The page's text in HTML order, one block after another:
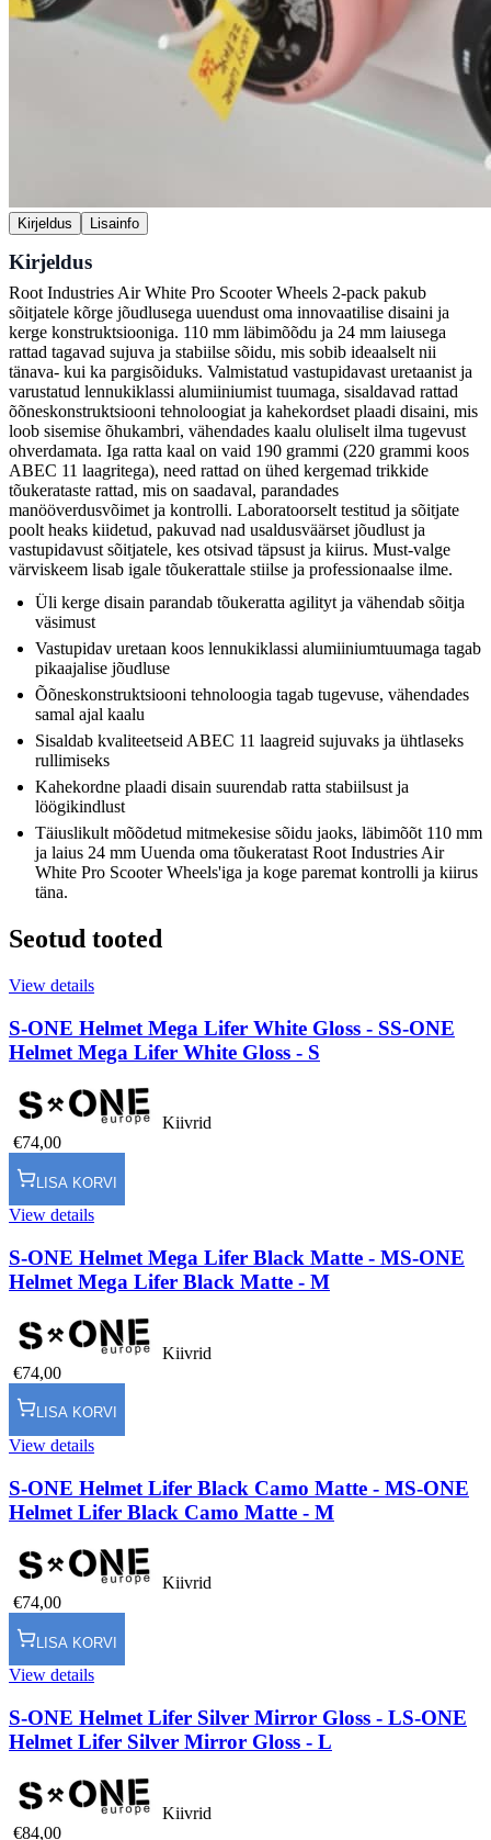
Kirjeldus Lisainfo
Kirjeldus
Root Industries Air White Pro Scooter Wheels 2-pack pakub
sõitjatele kõrge jõudlusega uuendust oma innovaatilise disaini ja
kerge konstruktsiooniga. 110 mm läbimõõdu ja 24 mm laiusega
rattad tagavad sujuva ja stabiilse sõidu, mis sobib ideaalselt nii
tänava- kui ka pargisõiduks. Valmistatud vastupidavast uretaanist ja
varustatud lennukiklassi alumiiniumist tuumaga, sisaldavad rattad
õõneskonstruktsiooni tehnoloogiat ja kahekordset plaadi disaini, mis
loob sisemise õhukambri, vähendades kaalu oluliselt ilma tugevust
ohverdamata. Iga ratta kaal on vaid 190 grammi (220 grammi koos
ABEC 11 laagritega), need rattad on ühed kergemad trikkide
tõukerataste rattad, mis on saadaval, parandades
manööverdusvõimet ja kontrolli. Laboratoorselt testitud ja sõitjate
poolt heaks kiidetud, pakuvad nad usaldusväärset jõudlust ja
vastupidavust sõitjatele, kes otsivad täpsust ja kiirus. Must-valge
värviskeem lisab igale tõukerattale stiilse ja professionaalse ilme.
Üli kerge disain parandab tõukeratta agilityt ja vähendab sõitja
väsimust
Vastupidav uretaan koos lennukiklassi alumiiniumtuumaga tagab
pikaajalise jõudluse
Õõneskonstruktsiooni tehnoloogia tagab tugevuse, vähendades
samal ajal kaalu
Sisaldab kvaliteetseid ABEC 11 laagreid sujuvaks ja ühtlaseks
rullimiseks
Kahekordne plaadi disain suurendab ratta stabiilsust ja
löögikindlust
Täiuslikult mõõdetud mitmekesise sõidu jaoks, läbimõõt 110 mm
ja laius 24 mm Uuenda oma tõukeratast Root Industries Air
White Pro Scooter Wheels'iga ja koge paremat kontrolli ja kiirus
täna.
Seotud tooted
View details
S-ONE Helmet Mega Lifer White Gloss - SS-ONE
Helmet Mega Lifer White Gloss - S
Kiivrid
€74,00
LISA KORVI
View details
S-ONE Helmet Mega Lifer Black Matte - MS-ONE
Helmet Mega Lifer Black Matte - M
Kiivrid
€74,00
LISA KORVI
View details
S-ONE Helmet Lifer Black Camo Matte - MS-ONE
Helmet Lifer Black Camo Matte - M
Kiivrid
€74,00
LISA KORVI
View details
S-ONE Helmet Lifer Silver Mirror Gloss - LS-ONE
Helmet Lifer Silver Mirror Gloss - L
Kiivrid
€84,00